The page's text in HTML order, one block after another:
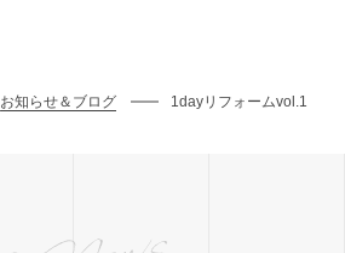
お知らせ＆ブログ 1dayリフォームvol.1